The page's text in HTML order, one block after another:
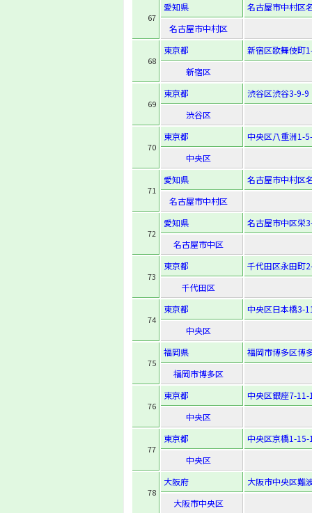
67
愛知県
名古屋市中村区
名古屋市中村区
68
東京都
新宿区歌舞伎町
新宿区
69
東京都
渋谷区渋谷3-9-9
渋谷区
70
東京都
中央区八重洲1-
中央区
71
愛知県
名古屋市中村区
名古屋市中村区
72
愛知県
名古屋市中区栄
名古屋市中区
73
東京都
千代田区永田町
千代田区
74
東京都
中央区日本橋3-
中央区
75
福岡県
福岡市博多区博
福岡市博多区
76
東京都
中央区銀座7-11-
中央区
77
東京都
中央区京橋1-15-
中央区
78
大阪府
大阪市中央区難
大阪市中央区